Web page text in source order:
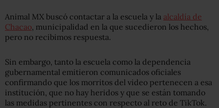
Animal MX buscó contactar a la escuela y la alcaldía de
Chacao , municipalidad en la que sucedieron los hechos,
pero no recibimos respuesta.
Sin embargo, tanto la escuela como la dependencia
gubernamental emitieron comunicados oficiales
confirmando que los morritos del video pertenecen a esa
institución, que no hay heridos y que se están tomando
las medidas pertinentes con respecto al reto de TikTok.